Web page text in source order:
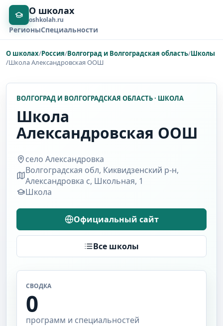
О школах
oshkolah.ru
РегионыСпециальности
О школах/Россия/Волгоград и Волгоградская область/Школы
/Школа Александровская ООШ
ВОЛГОГРАД И ВОЛГОГРАДСКАЯ ОБЛАСТЬ · ШКОЛА
Школа
Александровская ООШ
село Александровка
Волгоградская обл, Киквидзенский р-н,
Александровка с, Школьная, 1
Школа
Официальный сайт
Все школы
СВОДКА
0
программ и специальностей